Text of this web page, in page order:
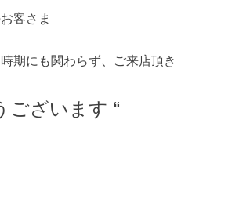
客さま
期にも関わらず、ご来店頂き
ございます “